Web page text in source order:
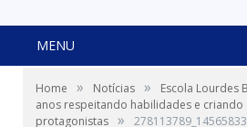
MENU
Home » Notícias »
Escola Lourdes
anos respeitando habilidades e criando
protagonistas »